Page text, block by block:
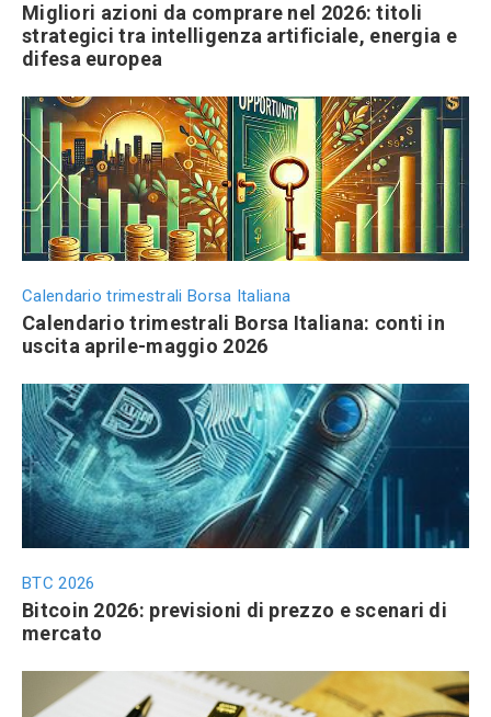
Migliori azioni da comprare nel 2026: titoli
strategici tra intelligenza artificiale, energia e
difesa europea
Calendario trimestrali Borsa Italiana
Calendario trimestrali Borsa Italiana: conti in
uscita aprile-maggio 2026
BTC 2026
Bitcoin 2026: previsioni di prezzo e scenari di
mercato